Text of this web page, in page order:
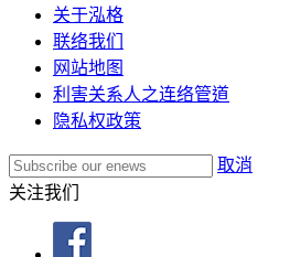
关于泓格
联络我们
网站地图
利害关系人之连络管道
隐私权政策
取消
关注我们